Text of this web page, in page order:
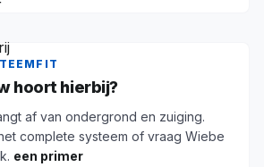
hoort hierbij?
af van ondergrond en zuiging.
complete systeem of vraag Wiebe
een primer